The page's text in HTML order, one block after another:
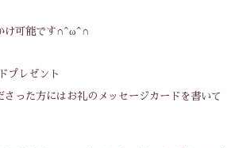
け可能です∩^ω^∩
プレゼント
さった方にはお礼のメッセージカードを書いて